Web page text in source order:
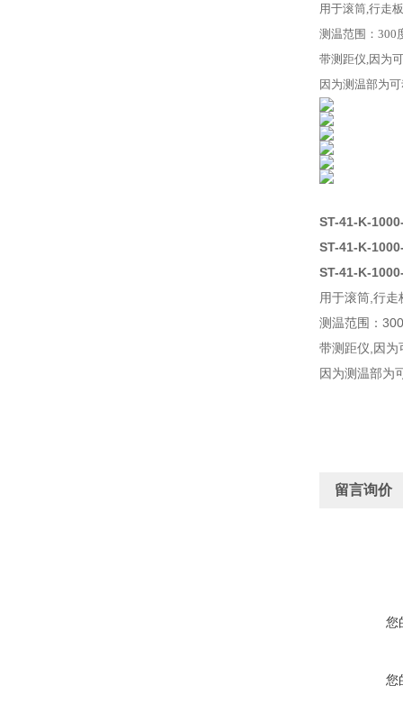
用于滚筒,行走
测温范围：300
带测距仪,因为
因为测温部为
ST-41-K-
ST-41-K-
ST-41-K-
用于滚筒,行
测温范围：
带测距仪,因为
因为测温部为
留言询价
您
您